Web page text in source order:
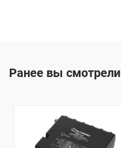
Ранее вы смотрели